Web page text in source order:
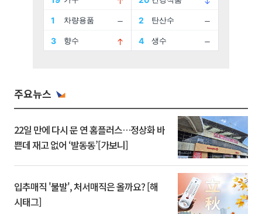
주요뉴스
22일 만에 다시 문 연 홈플러스…정상화 바
쁜데 재고 없어 ‘발동동’[가보니]
입추매직 '불발', 처서매직은 올까요? [해
시태그]